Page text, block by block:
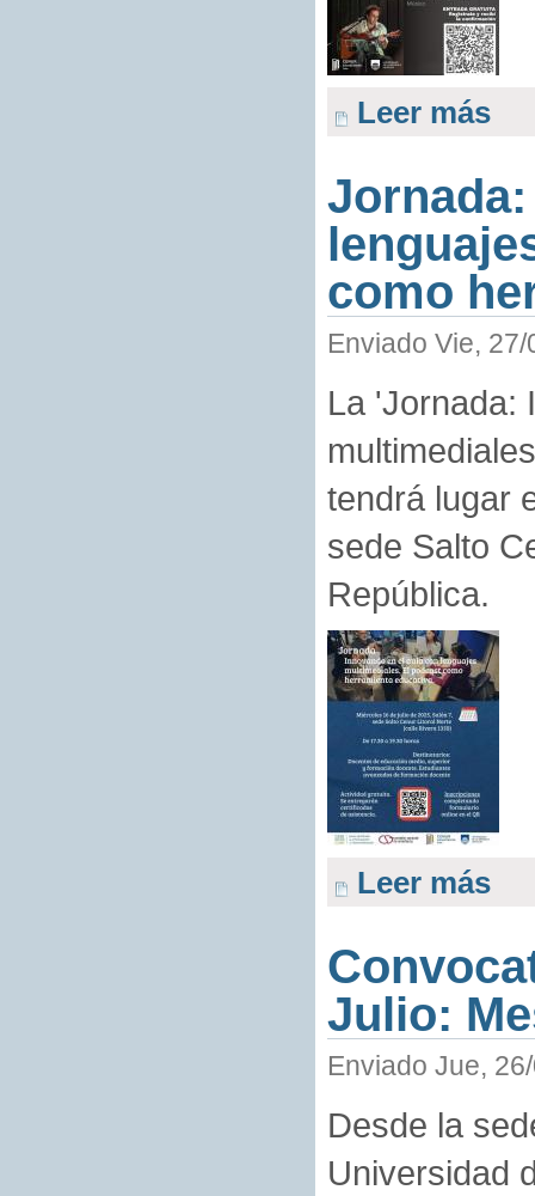
Leer más
como
Enviado Vie,
La 'Jornada:
tendrá lugar
sede Salto
República.
Leer más
Julio:
Enviado Jue,
Desde la
Universidad